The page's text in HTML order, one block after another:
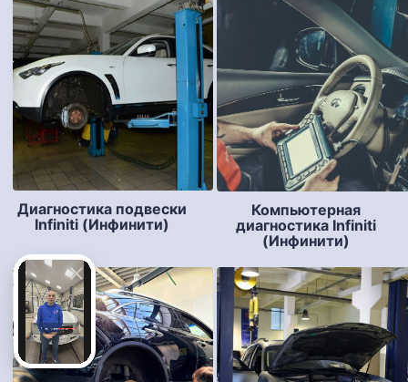
Диагностика подвески
Infiniti (Инфинити)
Компьютерная
диагностика Infiniti
(Инфинити)